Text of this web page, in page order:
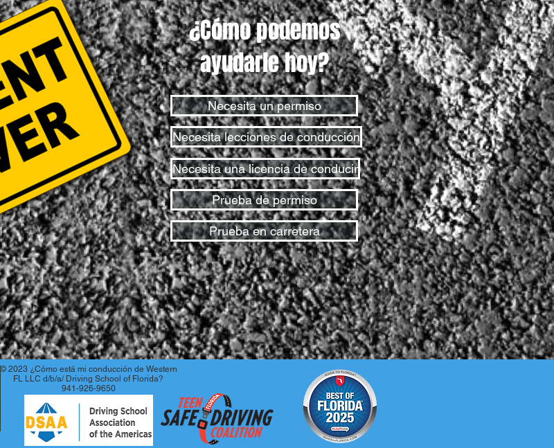
¿Cómo podemos
ayudarle hoy?
Necesita un permiso
Necesita lecciones de conducción
Necesita una licencia de conducir
Prueba de permiso
Prueba en carretera
© 2023 ¿Cómo está mi conducción de Western
FL LLC d/b/a/ Driving School of Florida?
941-926-9650